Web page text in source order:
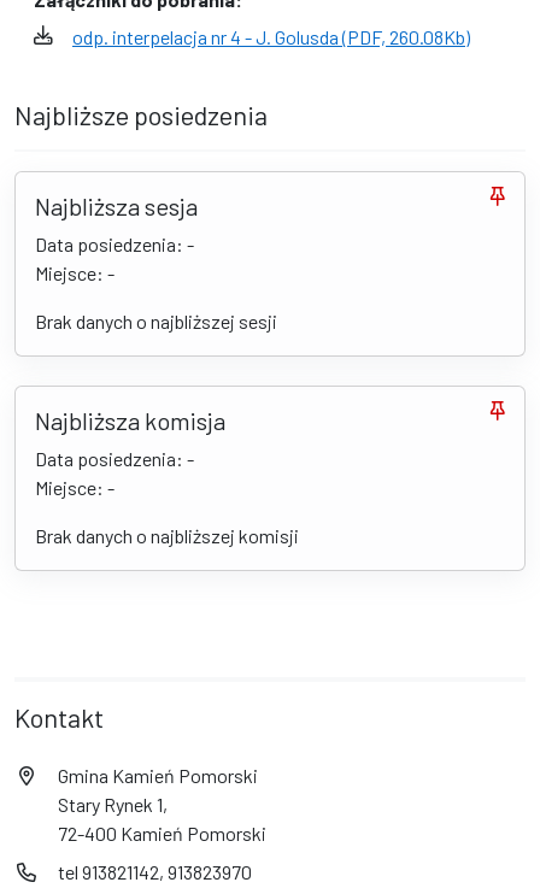
odp. interpelacja nr 4 - J. Golusda (PDF, 260.08Kb)
Najbliższe posiedzenia
Najbliższa sesja
Data posiedzenia: -
Miejsce: -
Brak danych o najbliższej sesji
Najbliższa komisja
Data posiedzenia: -
Miejsce: -
Brak danych o najbliższej komisji
Kontakt
Gmina Kamień Pomorski
Stary Rynek 1,
72-400 Kamień Pomorski
tel 913821142, 913823970